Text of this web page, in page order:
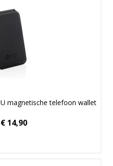
magnetische telefoon wallet
€ 14,90